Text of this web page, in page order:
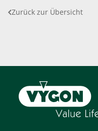
Zurück zur Übersicht